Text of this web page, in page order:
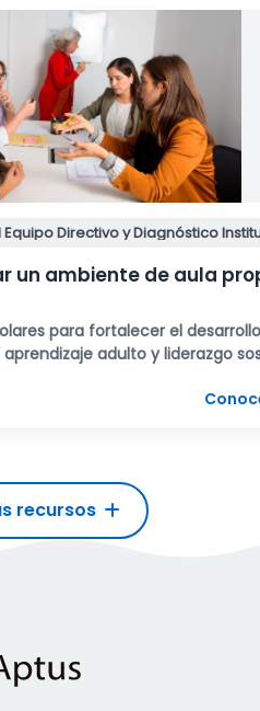
Directivo y Diagnóstico
un ambiente de aula
para fortalecer el desarrollo
adulto y liderazgo
recursos